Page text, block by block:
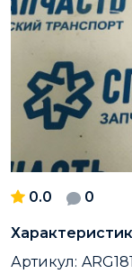
0.0 0
Артикул: